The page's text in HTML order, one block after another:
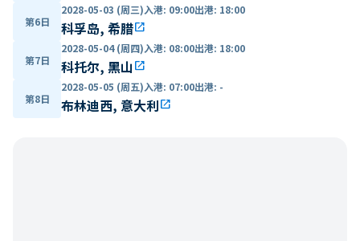
第6日
2028-05-03 (周三)入港: 09:00出港: 18:00
科孚岛, 希腊open_in_new
第7日
2028-05-04 (周四)入港: 08:00出港: 18:00
科托尔, 黑山 open_in_new
第8日
2028-05-05 (周五)入港: 07:00出港: -
布林迪西, 意大利open_in_new